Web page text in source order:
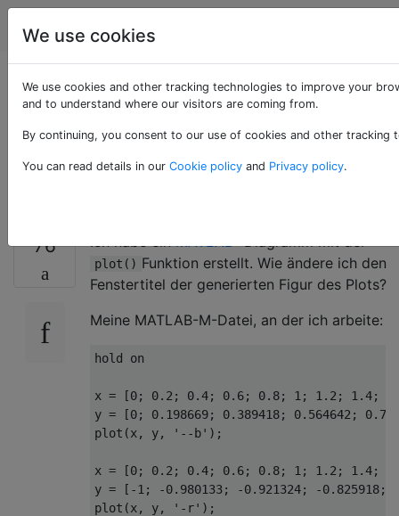
Programmierung
Wie ändere ich den
Fenstertitel einer
MATLAB-Plotfigur?
76
plot() Funktion erstellt. Wie ändere ich den
Fenstertitel der generierten Figur des Plots?
Meine MATLAB-M-Datei, an der ich arbeite:
hold on
x = [0; 0.2 ; 0.4; 0.6; 0.8; 1 ; 1.2 ; 1.4;
y = [0; 0.198669; 0.389418; 0.564642 ;
plot (x, y, '--b' );
x = [0; 0.2 ; 0.4; 0.6; 0.8; 1 ; 1.2 ; 1.4;
y = [ -1 ; -0.980133; -0.921324; -0.825918;
plot (x, y, '-r' );
We use cookies
We use cookies and other tracking technologies to improve your
and to understand where our visitors are coming from.
By continuing, you consent to our use of cookies and other
You can read details in our Cookie policy and Privacy policy.